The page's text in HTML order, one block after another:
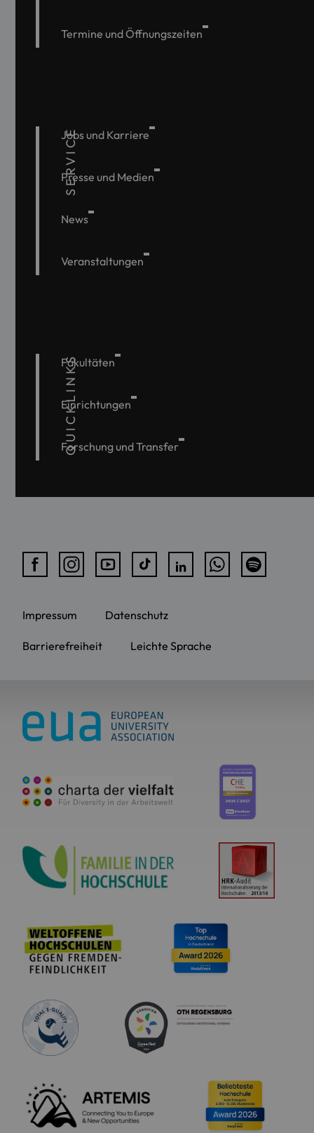
Termine und Öffnungszeiten
SERVICE
Jobs und Karriere
Presse und Medien
News
Veranstaltungen
QUICKLINKS
Fakultäten
Einrichtungen
Forschung und Transfer
Impressum Datenschutz
Barrierefreiheit Leichte Sprache